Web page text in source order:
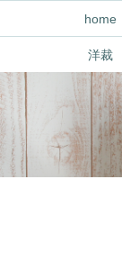
home
洋裁